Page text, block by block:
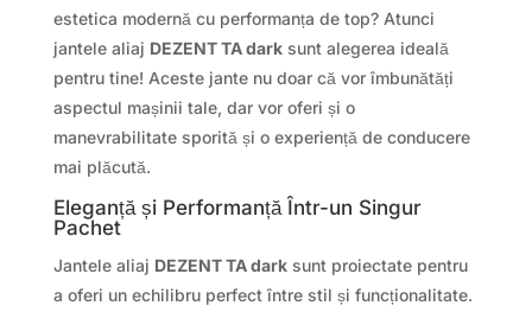
estetica modernă cu performanța de top? Atunci
jantele aliaj DEZENT TA darksunt alegerea ideală
pentru tine! Aceste jante nu doar că vor îmbunătăți
aspectul mașinii tale, dar vor oferi și o
manevrabilitate sporită și o experiență de conducere
mai plăcută.
Eleganță și Performanță Într-un Singur
Pachet
Jantele aliaj DEZENT TA darksunt proiectate pentru
a oferi un echilibru perfect între stil și funcționalitate.